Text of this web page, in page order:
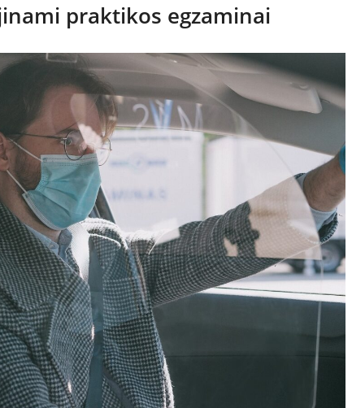
NAUJIENOS
TESTAI
NAUJI
NAUDOTI
REPORTAŽAI
SPORTAS
PATARIMAI
ĮVAIRENYBĖS
praktikos egzaminai